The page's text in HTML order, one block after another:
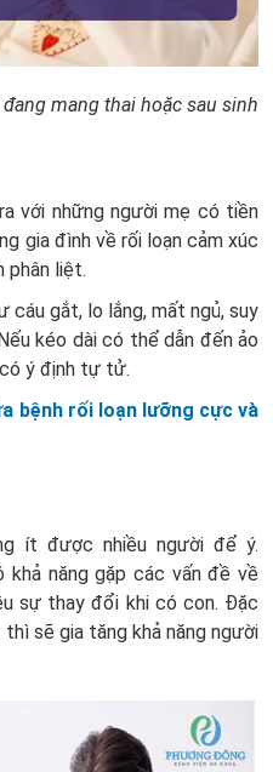
mang thai hoặc sau sinh
với những người mẹ có tiền
gia đình về rối loạn cảm xúc
phân liệt.
cáu gắt, lo lắng, mất ngủ, suy
kéo dài có thể dẫn đến ảo
ý định tự tử.
bệnh rối loạn lưỡng cực và
ít được nhiều người để ý.
năng gặp các vấn đề về
sự thay đổi khi có con. Đặc
sẽ gia tăng khả năng người